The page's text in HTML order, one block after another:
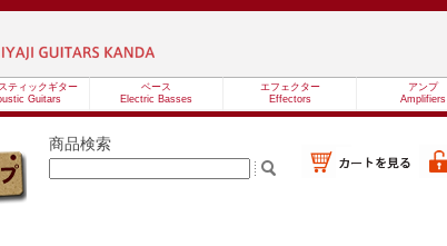
ティックギター
Guitars
ベース
Electric Basses
エフェクター
Effectors
アンプ
Amplifiers
商品検索